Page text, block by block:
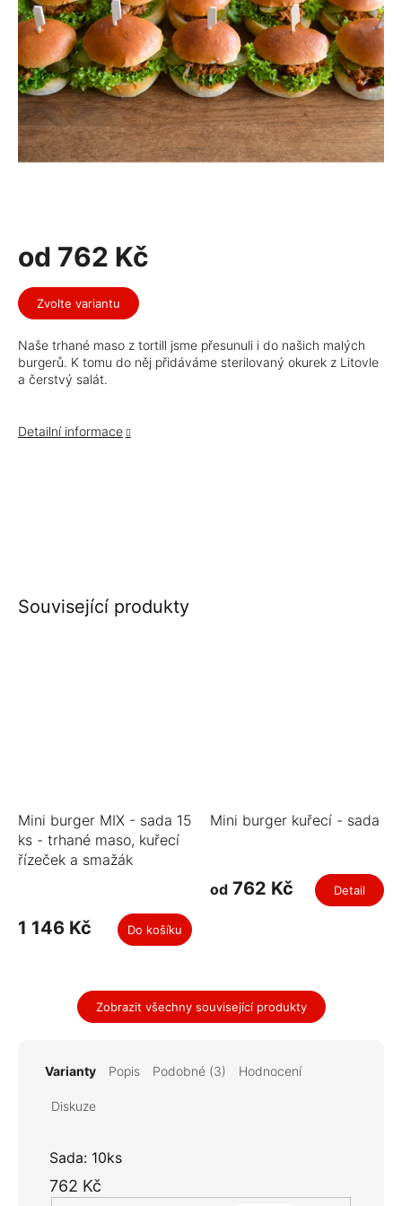
od 762 Kč
Měrná
cena:Zvolte variantu
Naše trhané maso z tortill jsme přesunuli i do našich malých
burgerů. K tomu do něj přidáváme sterilovaný okurek z Litovle
a čerstvý salát.
Detailní informace
Související produkty
Mini burger MIX - sada 15
ks - trhané maso, kuřecí
řízeček a smažák
1 146 Kč Do košíku
Mini burger kuřecí - sada
od 762 Kč Detail
Zobrazit všechny související produkty
Varianty Popis Podobné (3) Hodnocení
Diskuze
Sada: 10ks
762 Kč